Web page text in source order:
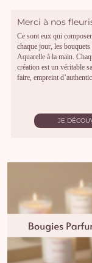
Merci à nos
Ce sont eux qui
chaque jour, les bouquets
Aquarelle à la main.
création est un véritable
faire, empreint
JE